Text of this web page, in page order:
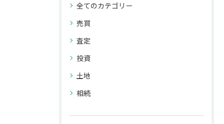
全てのカテゴリー
売買
査定
投資
土地
相続